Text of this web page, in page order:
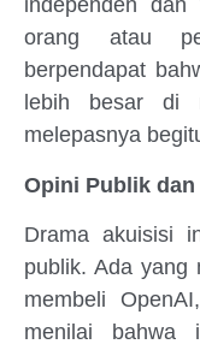
independen
orang atau
berpendapat
lebih besar di
melepasnya
Opini Publik
Drama akuisisi
publik. Ada yang
membeli
menilai bahwa